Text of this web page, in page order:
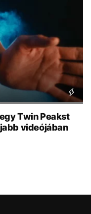
Twin Peakst
videójában